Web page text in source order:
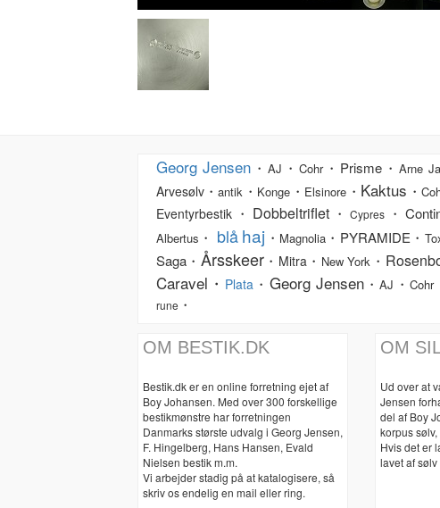
Georg Jensen ・AJ ・Cohr・Prisme・ Arne
Arvesølv・antik ・ Konge ・ Elsinore ・ Kaktus ・
Eventyrbestik・ Dobbeltriflet・Cypres ・
Albertus ・ blå haj ・ Magnolia ・PYRAMIDE・
Saga・ Årsskeer・ Mitra ・ New York ・
Caravel・ Plata ・ Georg Jensen・AJ ・ Cohr
rune ・
OM BESTIK.DK
Bestik.dk er en online forretning ejet af
Boy Johansen. Med over 300 forskellige
bestikmønstre har forretningen
Danmarks største udvalg i Georg Jensen,
F. Hingelberg, Hans Hansen, Evald
Nielsen bestik m.m.
Vi arbejder stadig på at katalogisere, så
skriv os endelig en mail eller ring.
OM
Ud over at
Jensen
del af Boy
korpus
Hvis det er
lavet af